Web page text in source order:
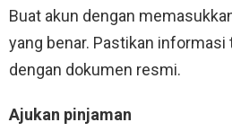
Buat akun dengan
yang benar. Pastikan
dengan dokumen resmi.
Ajukan pinjaman